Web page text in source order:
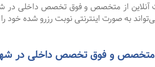
افرادی که به صورت آنلاین از متخصص و فوق تخصص
به صورت اینترنتی نوبت رزرو شده خود را
متخصص و فوق تخصص داخلی در